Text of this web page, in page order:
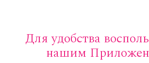
Для удобства
нашим